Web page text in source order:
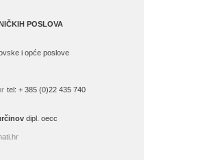
POSLOVA
i opće poslove
tel: + 385 (0)22 435 740
dipl. oecc